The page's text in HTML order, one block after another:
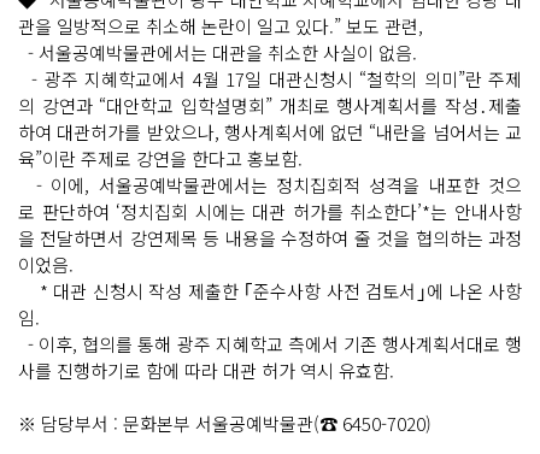
관을 일방적으로 취소해 논란이 일고 있다.” 보도 관련,
- 서울공예박물관에서는 대관을 취소한 사실이 없음.
- 광주 지혜학교에서 4월 17일 대관신청시 “철학의 의미”란 주제
의 강연과 “대안학교 입학설명회” 개최로 행사계획서를 작성․제출
하여 대관허가를 받았으나, 행사계획서에 없던 “내란을 넘어서는 교
육”이란 주제로 강연을 한다고 홍보함.
- 이에, 서울공예박물관에서는 정치집회적 성격을 내포한 것으
로 판단하여 ‘정치집회 시에는 대관 허가를 취소한다’*는 안내사항
을 전달하면서 강연제목 등 내용을 수정하여 줄 것을 협의하는 과정
이었음.
* 대관 신청시 작성 제출한 ｢준수사항 사전 검토서｣에 나온 사항
임.
- 이후, 협의를 통해 광주 지혜학교 측에서 기존 행사계획서대로 행
사를 진행하기로 함에 따라 대관 허가 역시 유효함.
※ 담당부서 : 문화본부 서울공예박물관(☎ 6450-7020)